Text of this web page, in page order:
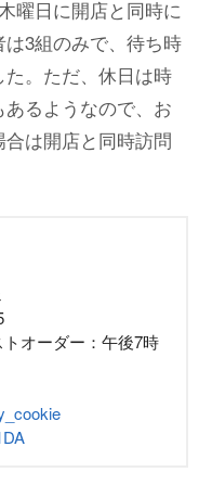
曜日に開店と同時に
3組のみで、待ち時
。ただ、休日は時
るようなので、お
は開店と同時訪問
オーダー：午後7時